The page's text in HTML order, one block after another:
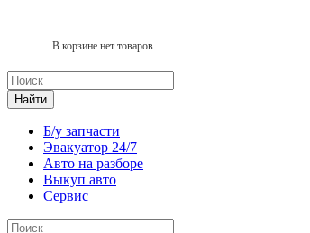
В корзине нет товаров
Найти
Б/у запчасти
Эвакуатор 24/7
Авто на разборе
Выкуп авто
Сервис